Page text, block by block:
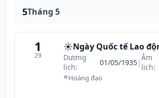
5Tháng 5
1
29
☀️Ngày Quốc tế Lao
Dương
lịch:
01/05/1935|Âm
lịch:
⭐Hoàng đạo